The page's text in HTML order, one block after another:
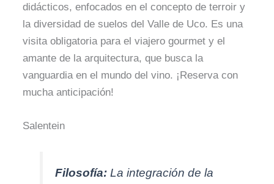
didácticos, enfocados en el concepto de terroir y
la diversidad de suelos del Valle de Uco. Es una
visita obligatoria para el viajero gourmet y el
amante de la arquitectura, que busca la
vanguardia en el mundo del vino. ¡Reserva con
mucha anticipación!
Salentein
Filosofía: La integración de la